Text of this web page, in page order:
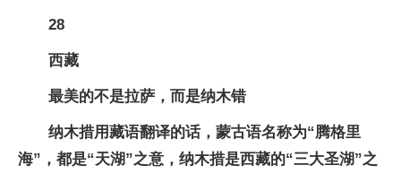
28
西藏
最美的不是拉萨，而是纳木错
纳木措用藏语翻译的话，蒙古语名称为“腾格里
海”，都是“天湖”之意，纳木措是西藏的“三大圣湖”之